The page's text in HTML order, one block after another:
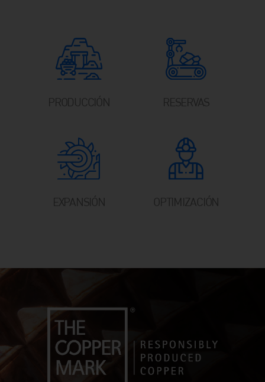
PRODUCCIÓN RESERVAS
EXPANSIÓN OPTIMIZACIÓN